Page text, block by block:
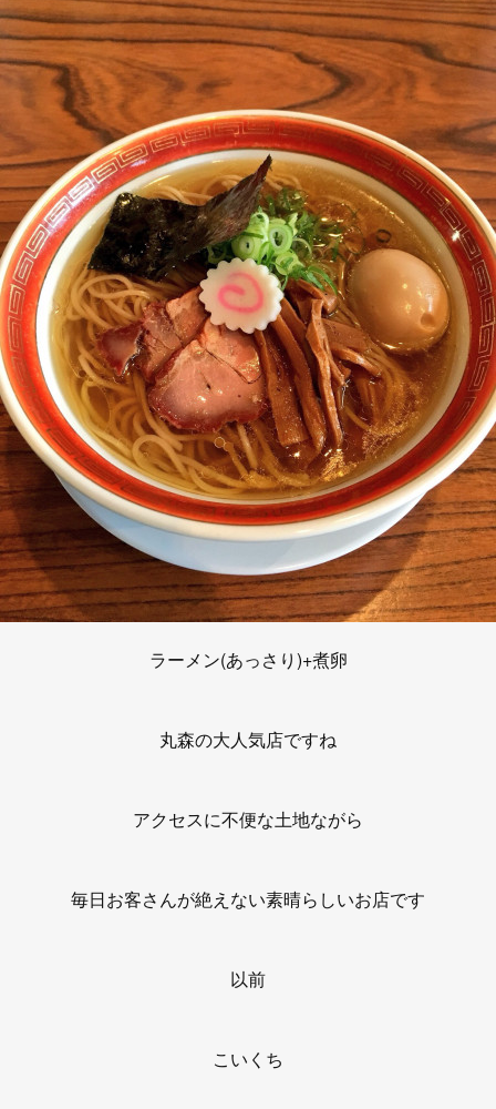
ラーメン(あっさり)+煮卵
丸森の大人気店ですね
アクセスに不便な土地ながら
毎日お客さんが絶えない素晴らしいお店です
以前
こいくち